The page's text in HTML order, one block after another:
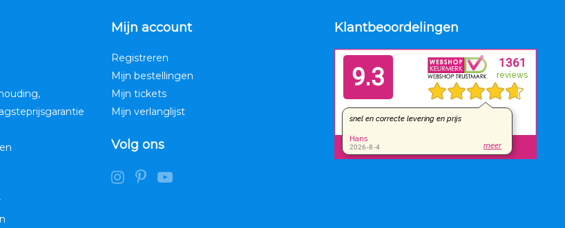
Mijn account
Registreren
Mijn bestellingen
Mijn tickets
Mijn verlanglijst
Volg ons
Klantbeoordelingen